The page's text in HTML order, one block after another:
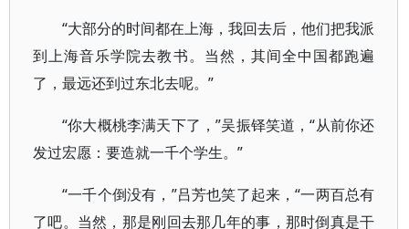
“大部分的时间都在上海，我回去后，他们把我派
到上海音乐学院去教书。当然，其间全中国都跑遍
了，最远还到过东北去呢。”
“你大概桃李满天下了，”吴振铎笑道，“从前你还
发过宏愿：要造就一千个学生。”
“一千个倒没有，”吕芳也笑了起来，“一两百总有
了吧。当然，那是刚回去那几年的事，那时倒真是干